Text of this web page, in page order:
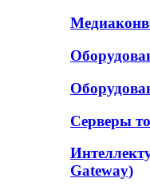
Серверы
Gateway)